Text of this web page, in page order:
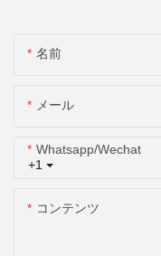
名前
メール
+1
Whatsapp/wechat
コンテンツ